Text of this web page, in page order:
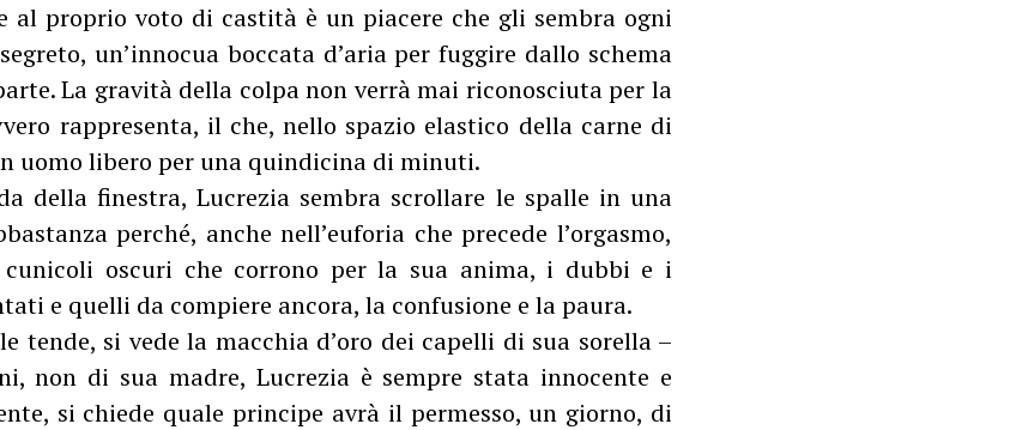
al proprio voto di castità è un piacere che gli sembra ogni
un’innocua boccata d’aria per fuggire dallo schema
La gravità della colpa non verrà mai riconosciuta per la
rappresenta, il che, nello spazio elastico della carne di
uomo libero per una quindicina di minuti.
della finestra, Lucrezia sembra scrollare le spalle in una
perché, anche nell’euforia che precede l’orgasmo,
oscuri che corrono per la sua anima, i dubbi e i
e quelli da compiere ancora, la confusione e la paura.
tende, si vede la macchia d’oro dei capelli di sua sorella –
non di sua madre, Lucrezia è sempre stata innocente e
si chiede quale principe avrà il permesso, un giorno, di